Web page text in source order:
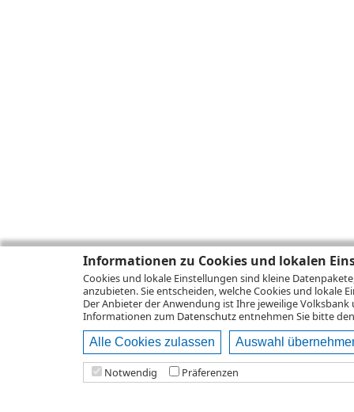
Informationen zu Cookies und lokalen
Cookies und lokale Einstellungen sind kleine
anzubieten. Sie entscheiden, welche Cookies und lokale
Der Anbieter der Anwendung ist Ihre jeweilige Volksbank
Informationen zum Datenschutzentnehmen Sie bitte
Alle Cookies zulassen Auswahl
Notwendig Präferenzen